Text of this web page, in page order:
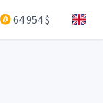
64 954 $